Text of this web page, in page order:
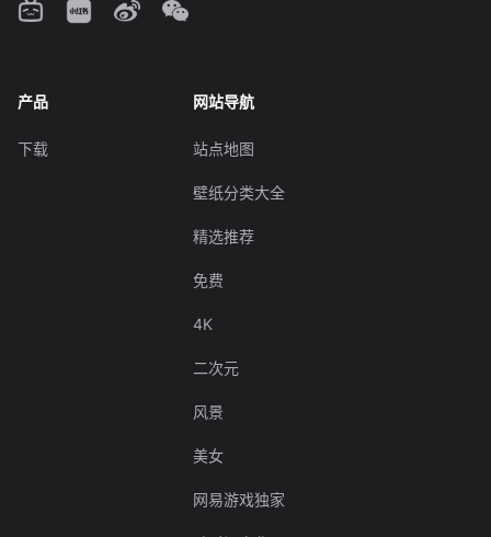
产品
下载
网站导航
站点地图
壁纸分类大全
精选推荐
免费
4K
二次元
风景
美女
网易游戏独家